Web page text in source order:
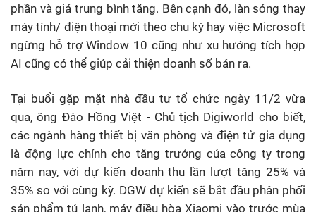
phần và giá trung bình tăng. Bên cạnh đó, làn sóng thay
máy tính/ điện thoại mới theo chu kỳ hay việc Microsoft
ngừng hỗ trợ Window 10 cũng như xu hướng tích hợp
AI cũng có thể giúp cải thiện doanh số bán ra.
Tại buổi gặp mặt nhà đầu tư tổ chức ngày 11/2 vừa
qua, ông Đào Hồng Việt - Chủ tịch Digiworld cho biết,
các ngành hàng thiết bị văn phòng và điện tử gia dụng
là động lực chính cho tăng trưởng của công ty trong
năm nay, với dự kiến doanh thu lần lượt tăng 25% và
35% so với cùng kỳ. DGW dự kiến sẽ bắt đầu phân phối
sản phẩm tủ lạnh, máy điều hòa Xiaomi vào trước mùa